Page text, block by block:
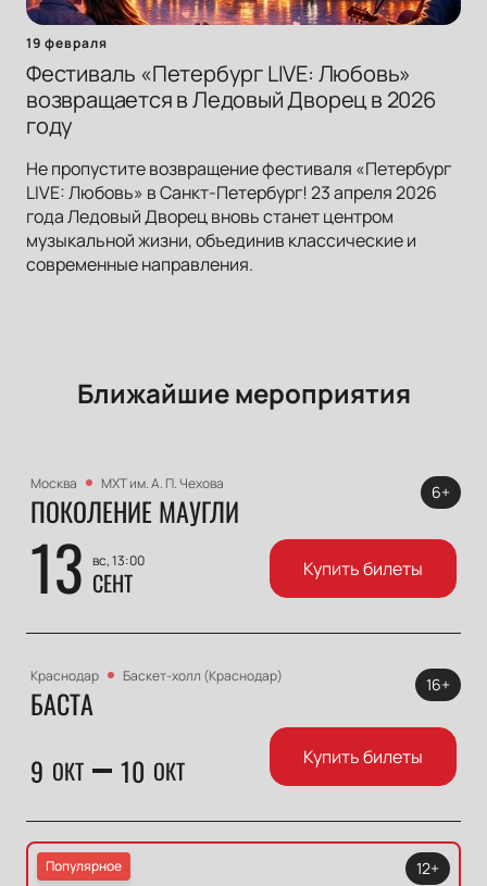
19 февраля
Фестиваль «Петербург LIVE: Любовь»
возвращается в Ледовый Дворец в 2026
году
Не пропустите возвращение фестиваля «Петербург
LIVE: Любовь» в Санкт-Петербург! 23 апреля 2026
года Ледовый Дворец вновь станет центром
музыкальной жизни, объединив классические и
современные направления.
Ближайшие мероприятия
Москва МХТ им. А. П. Чехова
ПОКОЛЕНИЕ МАУГЛИ
13 вс, 13:00
СЕНТ
6+
Купить билеты
Краснодар Баскет-холл (Краснодар)
БАСТА
9 ОКТ 10 ОКТ
16+
Купить билеты
Популярное
12+